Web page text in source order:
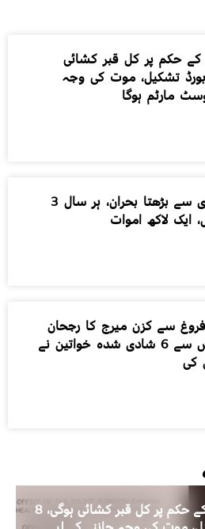
حکم پر کل قبر کشائی
بورڈ تشکیل، موت کی وجہ
مارٹم ہوگا
پاکستان میں فالج تیزی سے بڑھتا بحران، ہر سال 3
سے کزن میرج کا رجحان
کم ہونے لگا، ہر 10 میں سے 6 شادی شدہ خواتین نے
کی
میر رضا کیس: عدالت کے حکم پر کل قبر کشائی ہوگی، 8